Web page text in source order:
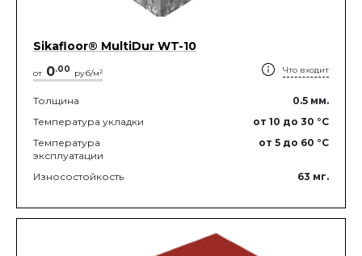
Sikafloor® MultiDur WT-10
от 0.00 руб/м2 Что входит
Толщина 0.5 мм.
Температура укладки
от 10 до 30 °C
Температура
эксплуатации
от 5 до 60 °C
Износостойкость 63 мг.